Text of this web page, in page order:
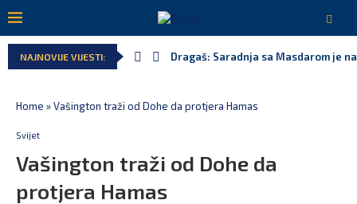
NAJNOVIJE VIJESTI: Dragaš: Saradnja sa Masdarom je
Home »Vašington traži od Dohe da protjera Hamas
Svijet
Vašington traži od Dohe da
protjera Hamas